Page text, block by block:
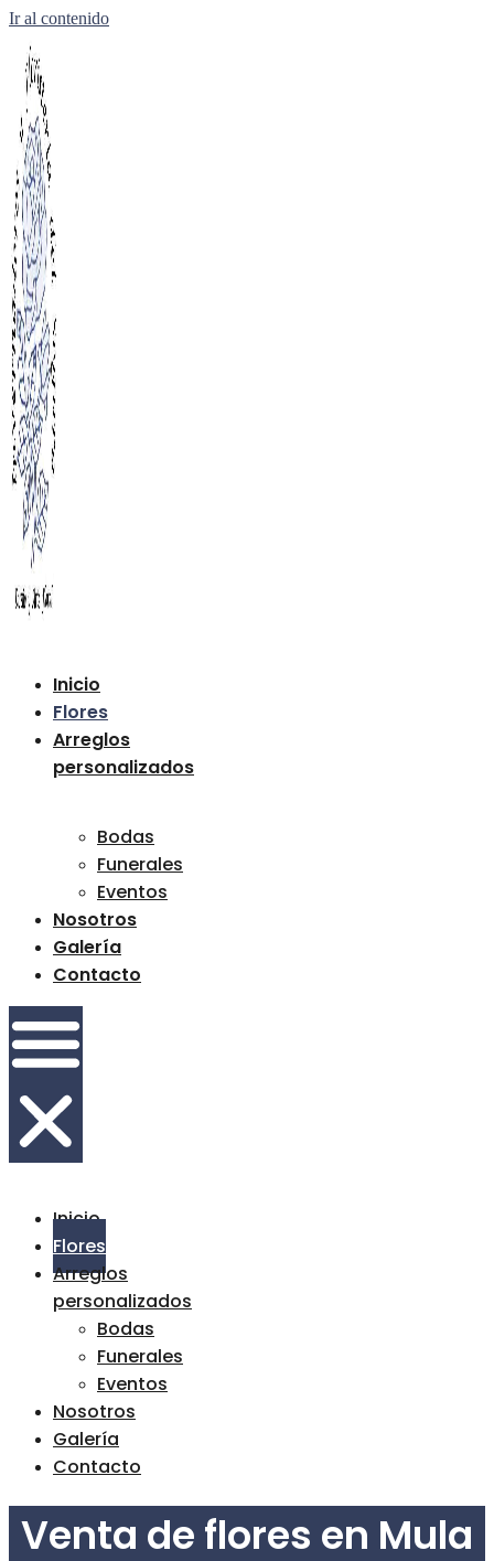
Ir al contenido
Inicio
Flores
Arreglos
personalizados
Bodas
Funerales
Eventos
Nosotros
Galería
Contacto
Inicio
Flores
Arreglos
personalizados
Bodas
Funerales
Eventos
Nosotros
Galería
Contacto
Venta de flores en Mula